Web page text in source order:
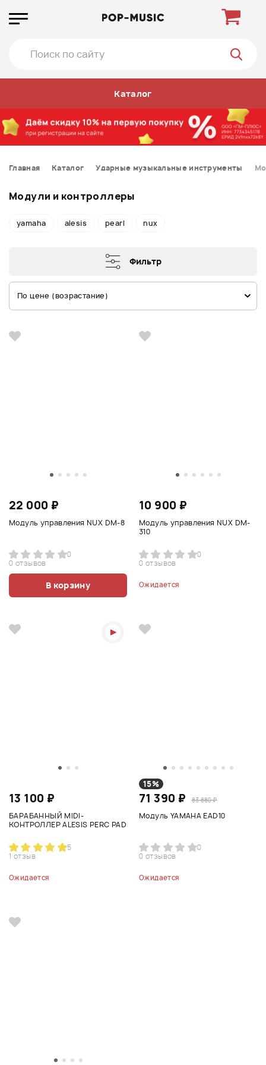
Каталог
Главная Каталог Ударные музыкальные инструменты
Модули и контроллеры
yamaha alesis pearl nux
Фильтр
По цене (возрастание)
22 000 ₽
Модуль управления NUX DM-8
0
0 отзывов
В корзину
10 900 ₽
Модуль управления NUX DM-
310
0
0 отзывов
Ожидается
13 100 ₽
БАРАБАННЫЙ MIDI-
КОНТРОЛЛЕР ALESIS PERC PAD
5
1 отзыв
Ожидается
15%
71 390 ₽ 83 880 ₽
Модуль YAMAHA EAD10
0
0 отзывов
Ожидается